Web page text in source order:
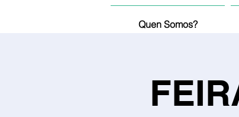
Quen Somos?